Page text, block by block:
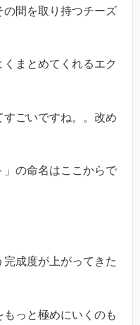
間を取り持つチーズ
まとめてくれるエク
ごいですね。。改め
」の命名はここからで
成度が上がってきた
っと極めにいくのも